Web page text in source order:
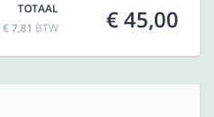
TOTAAL
€ 7,81 BTW € 45,00